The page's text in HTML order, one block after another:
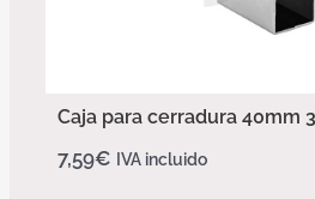
Caja para cerradura 40mm
7,59€ IVA incluido